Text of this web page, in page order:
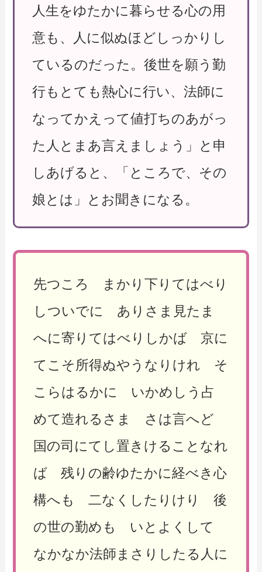
人生をゆたかに暮らせる心の用
意も、人に似ぬほどしっかりし
ているのだった。後世を願う勤
行もとても熱心に行い、法師に
なってかえって値打ちのあがっ
た人とまあ言えましょう」と申
しあげると、「ところで、その
娘とは」とお聞きになる。
先つころ まかり下りてはべり
しついでに ありさま見たま
へに寄りてはべりしかば 京に
てこそ所得ぬやうなりけれ そ
こらはるかに いかめしう占
めて造れるさま さは言へど
国の司にてし置きけることなれ
ば 残りの齢ゆたかに経べき心
構へも 二なくしたりけり 後
の世の勤めも いとよくして
なかなか法師まさりしたる人に